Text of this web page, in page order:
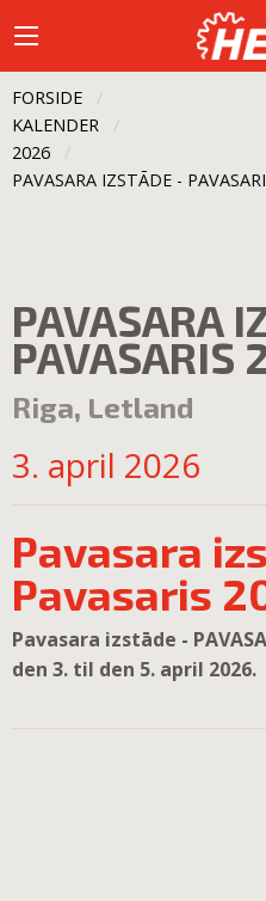
FORSIDE
KALENDER
2026
CURRENT:
PAVASARA IZSTĀDE -
PAVASARA
PAVASARIS
Riga, Letland
3. april 2026
Pavasara
Pavasaris
Pavasara izstāde -
den 3. til den 5. april 2026.